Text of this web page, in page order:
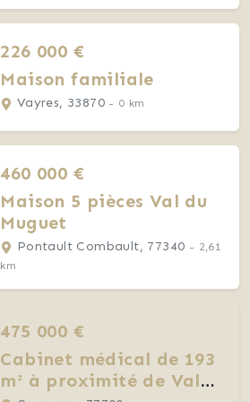
226 000 €
Maison familiale
Vayres, 33870 - 0 km
460 000 €
Maison 5 pièces Val du
Muguet
Pontault Combault, 77340 - 2,61
km
475 000 €
Cabinet médical de 193
m² à proximité de Val